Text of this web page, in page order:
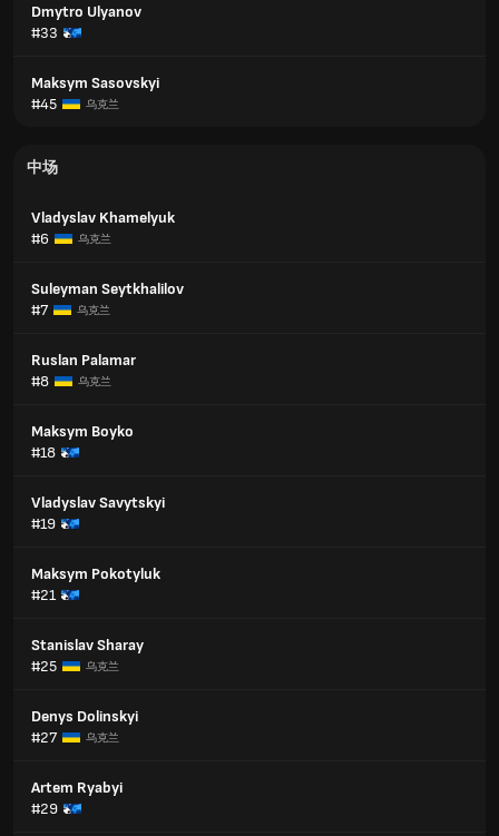
Dmytro Ulyanov
#33
Maksym Sasovskyi
#45
乌克兰
中场
Vladyslav Khamelyuk
#6
乌克兰
Suleyman Seytkhalilov
#7
乌克兰
Ruslan Palamar
#8
乌克兰
Maksym Boyko
#18
Vladyslav Savytskyi
#19
Maksym Pokotyluk
#21
Stanislav Sharay
#25
乌克兰
Denys Dolinskyi
#27
乌克兰
Artem Ryabyi
#29